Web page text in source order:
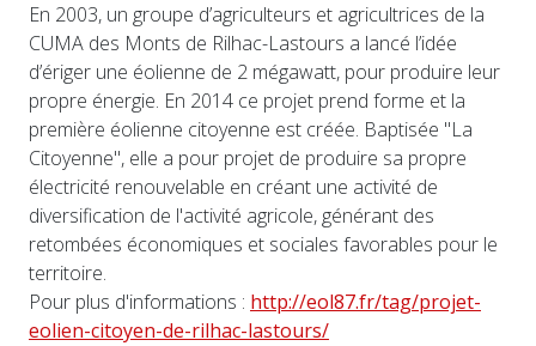
En 2003, un groupe d’agriculteurs et agricultrices de la
CUMA des Monts de Rilhac-Lastours a lancé l’idée
d’ériger une éolienne de 2 mégawatt, pour produire leur
propre énergie. En 2014 ce projet prend forme et la
première éolienne citoyenne est créée. Baptisée "La
Citoyenne", elle a pour projet de produire sa propre
électricité renouvelable en créant une activité de
diversification de l'activité agricole, générant des
retombées économiques et sociales favorables pour le
territoire.
Pour plus d'informations : http://eol87.fr/tag/projet-
eolien-citoyen-de-rilhac-lastours/